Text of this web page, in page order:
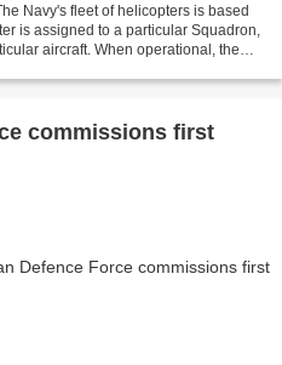
Navy's fleet of helicopters is based
is assigned to a particular Squadron,
aircraft. When operational, the
commissions first